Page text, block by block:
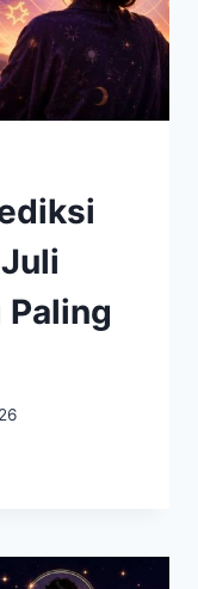
Paling